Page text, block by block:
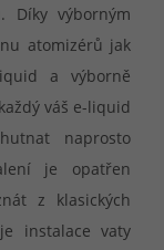
Díky výborným
atomizérů jak
a výborně
váš e-liquid
naprosto
je opatřen
z klasických
instalace vaty